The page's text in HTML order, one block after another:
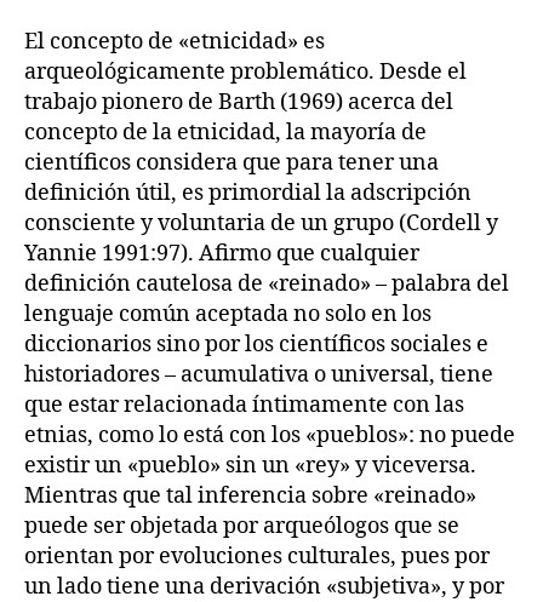
El concepto de «etnicidad» es
arqueológicamente problemático. Desde el
trabajo pionero de Barth (1969) acerca del
concepto de la etnicidad, la mayoría de
científicos considera que para tener una
definición útil, es primordial la adscripción
consciente y voluntaria de un grupo (Cordell y
Yannie 1991:97). Afirmo que cualquier
definición cautelosa de «reinado» – palabra del
lenguaje común aceptada no solo en los
diccionarios sino por los científicos sociales e
historiadores – acumulativa o universal, tiene
que estar relacionada íntimamente con las
etnias, como lo está con los «pueblos»: no puede
existir un «pueblo» sin un «rey» y viceversa.
Mientras que tal inferencia sobre «reinado»
puede ser objetada por arqueólogos que se
orientan por evoluciones culturales, pues por
un lado tiene una derivación «subjetiva», y por